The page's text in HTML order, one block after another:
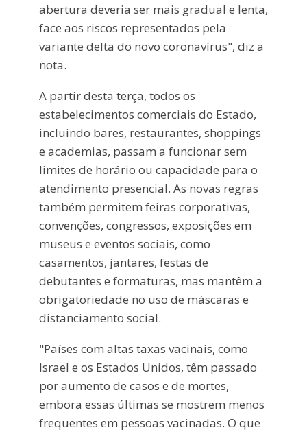
abertura deveria ser mais gradual e lenta,
face aos riscos representados pela
variante delta do novo coronavírus", diz a
nota.
A partir desta terça, todos os
estabelecimentos comerciais do Estado,
incluindo bares, restaurantes, shoppings
e academias, passam a funcionar sem
limites de horário ou capacidade para o
atendimento presencial. As novas regras
também permitem feiras corporativas,
convenções, congressos, exposições em
museus e eventos sociais, como
casamentos, jantares, festas de
debutantes e formaturas, mas mantêm a
obrigatoriedade no uso de máscaras e
distanciamento social.
"Países com altas taxas vacinais, como
Israel e os Estados Unidos, têm passado
por aumento de casos e de mortes,
embora essas últimas se mostrem menos
frequentes em pessoas vacinadas. O que